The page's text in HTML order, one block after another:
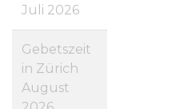
Juli 2026
Gebetszeit
in Zürich
August